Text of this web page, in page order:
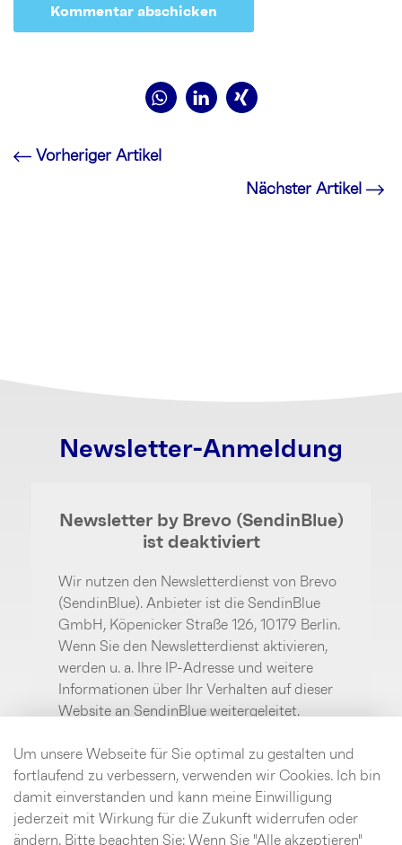
Vorheriger Artikel
Nächster Artikel
Newsletter-Anmeldung
Newsletter by Brevo (SendinBlue)
ist deaktiviert
Wir nutzen den Newsletterdienst von Brevo
(SendinBlue). Anbieter ist die SendinBlue
GmbH, Köpenicker Straße 126, 10179 Berlin.
Wenn Sie den Newsletterdienst aktivieren,
werden u. a. Ihre IP-Adresse und weitere
Informationen über Ihr Verhalten auf dieser
Website an SendinBlue weitergeleitet.
Umständen Cookies in Ihrem Browser oder
setzt vergleichbare
Wiedererkennungstechnologien ein. Weitere
Informationen finden Sie im Bereich
Datenschutz.
Um unsere Webseite für Sie optimal zu gestalten und
fortlaufend zu verbessern, verwenden wir Cookies. Ich bin
damit einverstanden und kann meine Einwilligung
jederzeit mit Wirkung für die Zukunft widerrufen oder
ändern. Bitte beachten Sie: Wenn Sie "Alle akzeptieren"